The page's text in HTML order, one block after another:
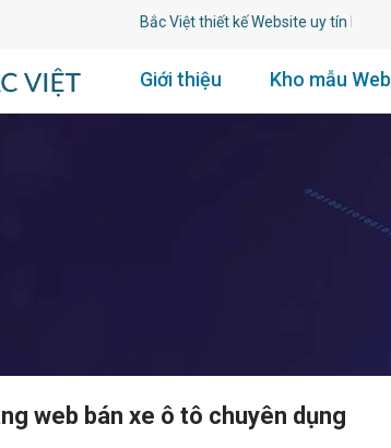
Bắc Việt thiết kế Website uy tín lâu năm.
Giới thiệu Kho mẫu Web
web bán xe ô tô chuyên dụng